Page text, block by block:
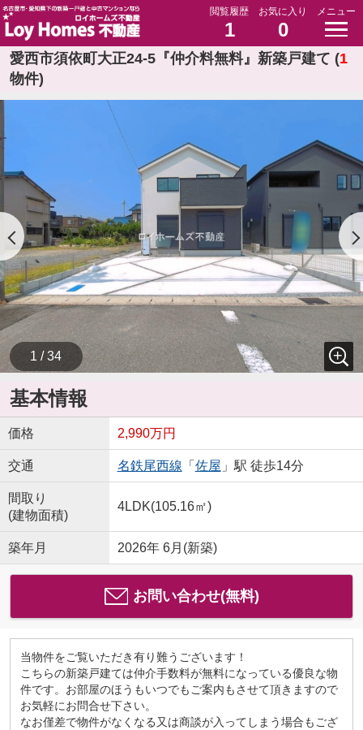
閲覧履歴
1
お気に入り
0
メニュー
愛西市須依町大正24-5『仲介料無料』新築戸建て (1
物件)
1 / 34
基本情報
価格 2,990万円
交通 名鉄尾西線 「 佐屋 」駅 徒歩14分
間取り
(建物面積)
4LDK(105.16㎡)
築年月 2026年 6月(新築)
お問い合わせ(無料)
当物件をご覧いただき有り難うございます！
こちらの新築戸建ては仲介手数料が無料になっている優良な物
件です。お部屋のほうもいつでもご案内もさせて頂きますので
お気軽にお問合せ下さい。
なお僅差で物件がなくなる又は商談が入ってしまう場合もござ